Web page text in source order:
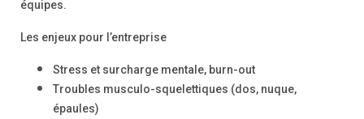
équipes.
Les enjeux pour l’entreprise
Stress et surcharge mentale, burn-out
Troubles musculo-squelettiques (dos, nuque,
épaules)